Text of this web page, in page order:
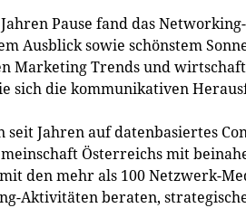
Pause fand das
Ausblick sowie schönstem
Marketing Trends und
sich die kommunikativen
seit Jahren auf datenbasiertes
Österreichs mit
den mehr als 100 Netzwerk-
Aktivitäten beraten,